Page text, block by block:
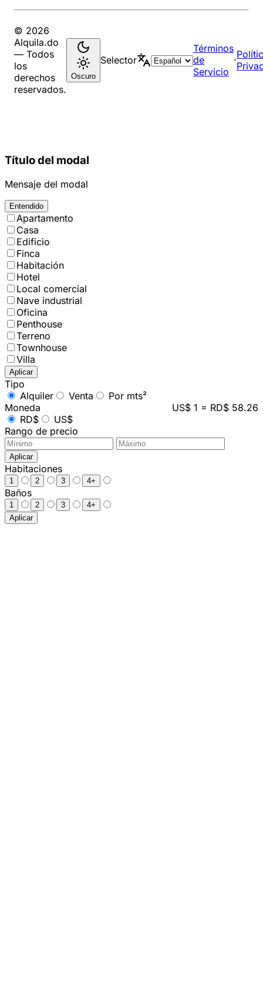
© 2026
Alquila.do
— Todos
los
derechos
reservados.
Oscuro
Selector
Términos
de
Servicio
·
Título del modal
Mensaje del modal
Entendido
Apartamento
Casa
Edificio
Finca
Habitación
Hotel
Local comercial
Nave industrial
Oficina
Penthouse
Terreno
Townhouse
Villa
Aplicar
Tipo
Alquiler
Venta
Por mts²
Moneda
US$ 1 = RD$ 58.26
RD$
US$
Rango de precio
Aplicar
Habitaciones
1 2 3 4+
Baños
1 2 3
4+
Aplicar